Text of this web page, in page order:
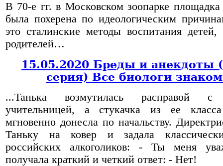
В 70-е гг. в Московском зоопарке площадка
была похерена по идеологическим
это сталинские методы воспитания
родителей…
15.05.2020 Бреды и анекдоты
серия) Все биологи
...Танька возмутилась расправой
учительницей, а стукачка из ее
мгновенно донесла по начальству.
Таньку на ковер и задала
российских алкоголиков: - Ты меня
получала краткий и четкий ответ: - Нет!